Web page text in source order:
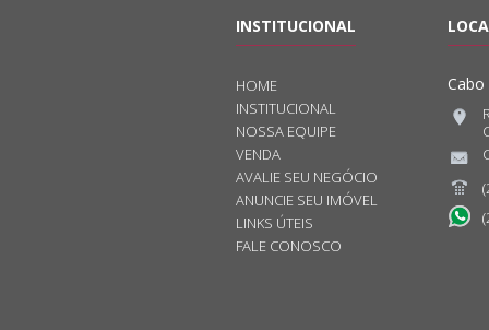
INSTITUCIONAL
HOME
INSTITUCIONAL
NOSSA EQUIPE
VENDA
AVALIE SEU NEGÓCIO
ANUNCIE SEU IMÓVEL
LINKS ÚTEIS
FALE CONOSCO
Cabo